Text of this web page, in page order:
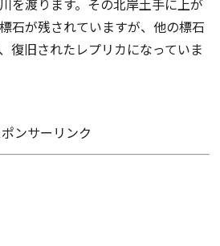
を渡ります。その北岸土手に上が
石が残されていますが、他の標石
復旧されたレプリカになっていま
ンサーリンク